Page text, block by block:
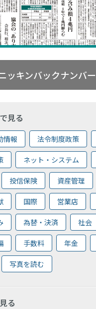
ッキンバックナンバー
見る
情報 法令制度政策
ネット・システム
投信保険 資産管理
国際 営業店
為替・決済 社会
手数料 年金
写真を読む
る